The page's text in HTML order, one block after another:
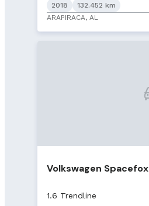
2018
132.452 km
ARAPIRACA, AL
Volkswagen Spacefox
1.6 Trendline